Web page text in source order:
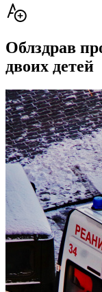
Облздрав
двоих детей